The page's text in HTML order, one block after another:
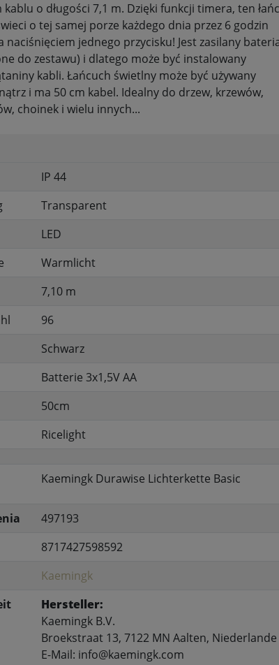
o długości 7,1 m. Dzięki funkcji timera, ten
o tej samej porze każdego dnia przez 6 godzin
naciśnięciem jednego przycisku! Jest zasilany
do zestawu) i dlatego może być instalowany
kabli. Łańcuch świetlny może być używany
i ma 50 cm kabel. Idealny do drzew, krzewów,
choinek i wielu innych...
IP 44
Transparent
LED
Warmlicht
7,10 m
96
Schwarz
Batterie 3x1,5V AA
50cm
Ricelight
Kaemingk Durawise Lichterkette Basic
497193
8717427598592
Kaemingk
Hersteller:
Kaemingk B.V.
Broekstraat 13, 7122 MN Aalten, Niederlande
E-Mail: info@kaemingk.com